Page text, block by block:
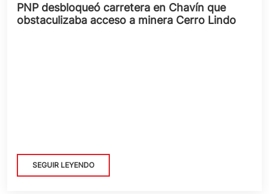
PNP desbloqueó carretera en Chavín que
obstaculizaba acceso a minera Cerro Lindo
SEGUIR LEYENDO